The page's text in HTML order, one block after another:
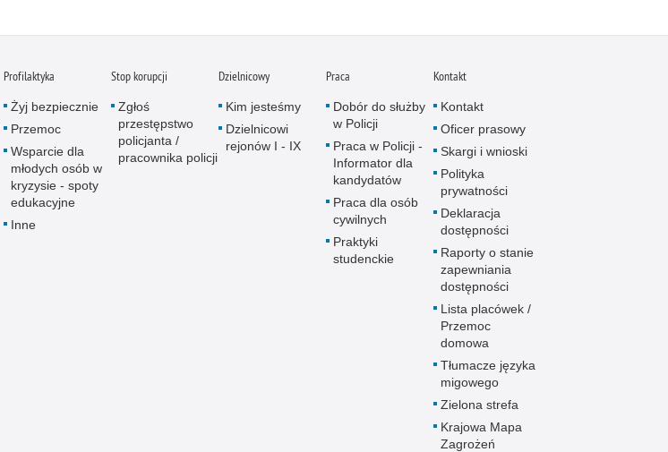
Profilaktyka
Żyj bezpiecznie
Przemoc
Wsparcie dla
młodych osób w
kryzysie - spoty
edukacyjne
Inne
Stop korupcji
Zgłoś
przestępstwo
policjanta /
pracownika policji
Dzielnicowy
Kim jesteśmy
Dzielnicowi
rejonów I - IX
Praca
Dobór do służby
w Policji
Praca w Policji -
Informator dla
kandydatów
Praca dla osób
cywilnych
Praktyki
studenckie
Kontakt
Kontakt
Oficer prasowy
Skargi i wnioski
Polityka
prywatności
Deklaracja
dostępności
Raporty o stanie
zapewniania
dostępności
Lista placówek /
Przemoc
domowa
Tłumacze języka
migowego
Zielona strefa
Krajowa Mapa
Zagrożeń